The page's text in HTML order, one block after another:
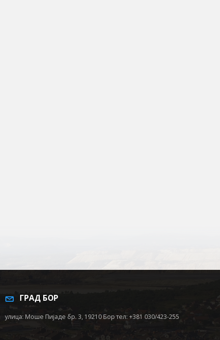
ГРАД БОР
улица: Моше Пијаде бр. 3, 19210 Бор тел: +381 030/423-255